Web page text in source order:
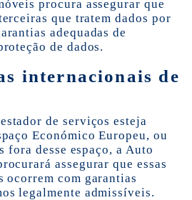
procura assegurar que
que tratem dados por
adequadas de
de dados.
internacionais de
de serviços esteja
Económico Europeu, ou
desse espaço, a Auto
assegurar que essas
ocorrem com garantias
legalmente admissíveis.